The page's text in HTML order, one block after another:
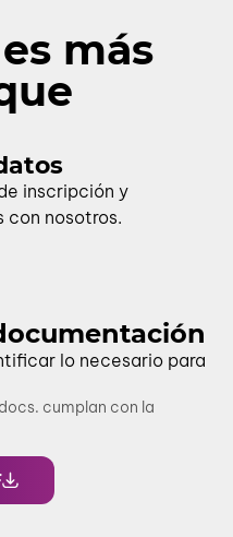
más
inscripción y
nosotros.
lo necesario para
cumplan con la